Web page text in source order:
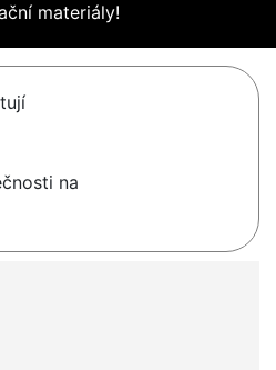
materiály!
na